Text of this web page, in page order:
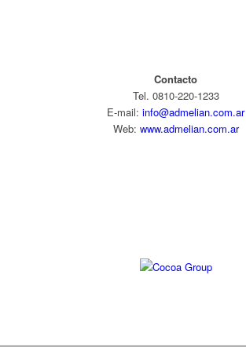
Contacto
Tel. 0810-220-1233
E-mail:info@admelian.com.ar
Web: www.admelian.com.ar